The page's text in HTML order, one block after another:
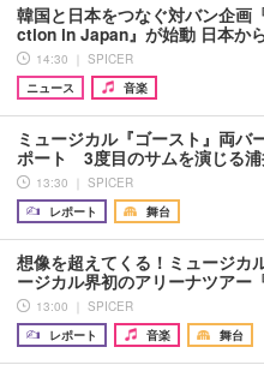
韓国と日本をつなぐ対バン企画
ction in Japan』が始動 日本か
14:30 ｜ SPICER
ニュース
音楽
ミュージカル『ゴースト』両バ
ポート 3度目のサムを演じる
13:30 ｜ SPICER
レポート
舞台
想像を超えてくる！ミュージカ
ージカル界初のアリーナツアー
13:00 ｜ SPICER
レポート
音楽 舞台